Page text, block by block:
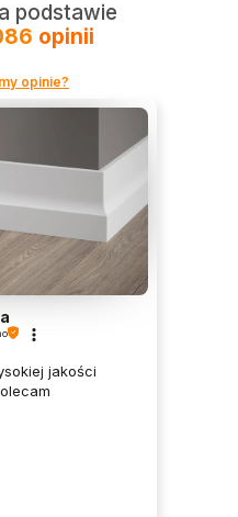
podstawie
opinii
opinie?
jakości